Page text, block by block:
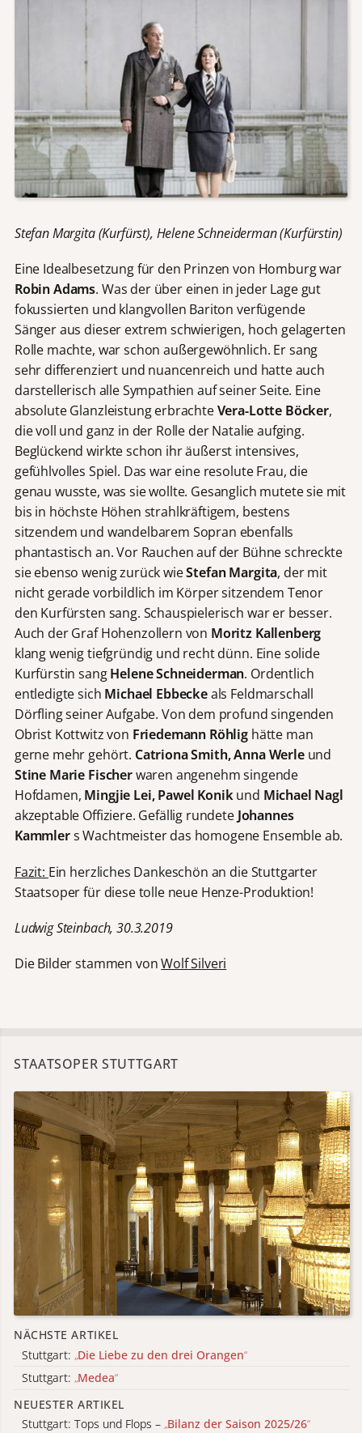
Stefan Margita (Kurfürst), Helene Schneiderman (Kurfürstin)
Eine Idealbesetzung für den Prinzen von Homburg war
Robin Adams. Was der über einen in jeder Lage gut
fokussierten und klangvollen Bariton verfügende
Sänger aus dieser extrem schwierigen, hoch gelagerten
Rolle machte, war schon außergewöhnlich. Er sang
sehr differenziert und nuancenreich und hatte auch
darstellerisch alle Sympathien auf seiner Seite. Eine
absolute Glanzleistung erbrachteVera-Lotte Böcker,
die voll und ganz in der Rolle der Natalie aufging.
Beglückend wirkte schon ihr äußerst intensives,
gefühlvolles Spiel. Das war eine resolute Frau, die
genau wusste, was sie wollte. Gesanglich mutete sie mit
bis in höchste Höhen strahlkräftigem, bestens
sitzendem und wandelbarem Sopran ebenfalls
phantastisch an. Vor Rauchen auf der Bühne schreckte
sie ebenso wenig zurück wieStefan Margita, der mit
nicht gerade vorbildlich im Körper sitzendem Tenor
den Kurfürsten sang. Schauspielerisch war er besser.
Auch der Graf Hohenzollern von Moritz Kallenberg
klang wenig tiefgründig und recht dünn. Eine solide
Kurfürstin sangHelene Schneiderman. Ordentlich
entledigte sich Michael Ebbeckeals Feldmarschall
Dörfling seiner Aufgabe. Von dem profund singenden
Obrist Kottwitz von Friedemann Röhlig hätte man
gerne mehr gehört. Catriona Smith, Anna Werle und
Stine Marie Fischerwaren angenehm singende
Hofdamen, Mingjie Lei, Pawel Konikund Michael Nagl
akzeptable Offiziere. Gefällig rundete Johannes
Kammlers Wachtmeister das homogene Ensemble ab.
Fazit: Ein herzliches Dankeschön an die Stuttgarter
Staatsoper für diese tolle neue Henze-Produktion!
Ludwig Steinbach, 30.3.2019
Die Bilder stammen vonWolf Silveri
STAATSOPER STUTTGART
NÄCHSTE ARTIKEL
Stuttgart: „Die Liebe zu den drei Orangen“
Stuttgart: „Medea“
NEUESTER ARTIKEL
Stuttgart: Tops und Flops – „Bilanz der Saison 2025/26“